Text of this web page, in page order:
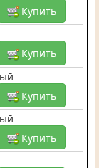
Купить
Купить
Купить
Купить